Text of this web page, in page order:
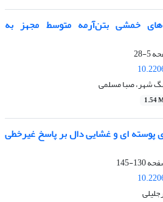
خمشی بتن‌آرمه متوسط مجهز به
5-28
شهر، صبا مسلمی
1.54
پوسته ای و غشایی دال بر پاسخ غیرخطی
130-145